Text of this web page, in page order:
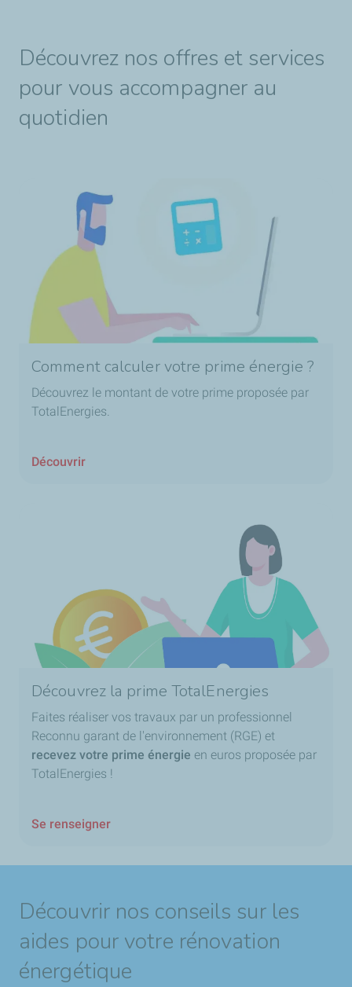
Découvrez nos offres et services
pour vous accompagner au
quotidien
Comment calculer votre prime énergie ?
Découvrez le montant de votre prime proposée par
TotalEnergies.
Découvrir
Découvrez la prime TotalEnergies
Faites réaliser vos travaux par un professionnel
Reconnu garant de l'environnement (RGE) et
recevez votre prime énergie en euros proposée par
TotalEnergies !
Se renseigner
Découvrir nos conseils sur les
aides pour votre rénovation
énergétique